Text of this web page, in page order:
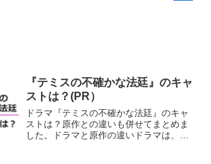
『テミスの不確かな法廷』のキャ
ストは？(PR）
ドラマ『テミスの不確かな法廷』のキャ
ストは？原作との違いも併せてまとめま
した。ドラマと原作の違いドラマは、直